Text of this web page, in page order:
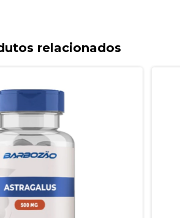
relacionados